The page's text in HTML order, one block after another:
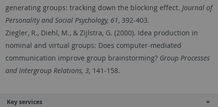
generating groups: tracking down the blocking effect. Journal of
Personality and Social Psychology, 61, 392-403.
Ziegler, R., Diehl, M., & Zijlstra, G. (2000). Idea production in
nominal and virtual groups: Does computer-mediated
communication improve group brainstorming? Group Processes
and Intergroup Relations, 3, 141-158.
Key services